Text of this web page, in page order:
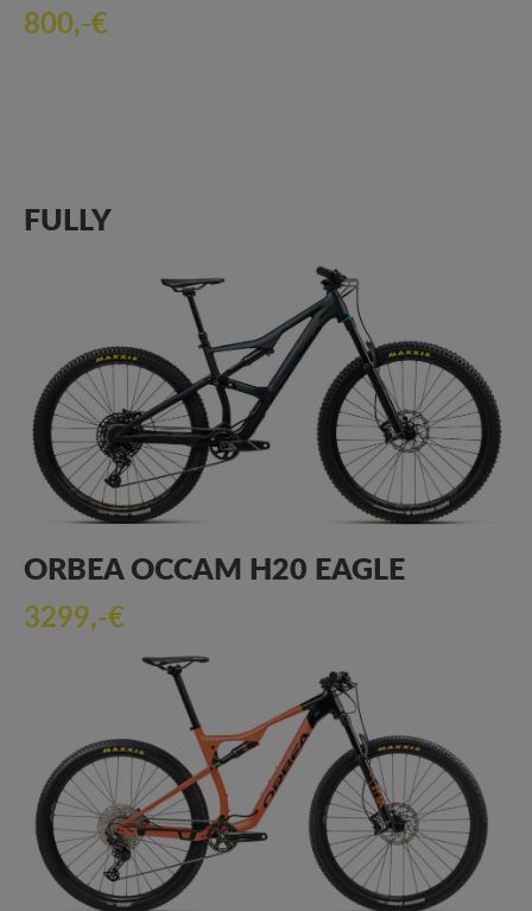
800,-€
FULLY
ORBEA OCCAM H20 EAGLE
3299,-€